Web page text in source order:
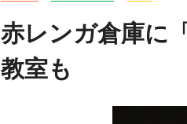
赤レンガ倉庫に
教室も